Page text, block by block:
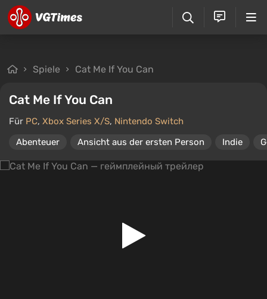
Spiele Cat Me If You Can
Cat Me If You Can
Für PC, Xbox Series X/S, Nintendo Switch
Abenteuer
Ansicht aus der ersten Person Indie